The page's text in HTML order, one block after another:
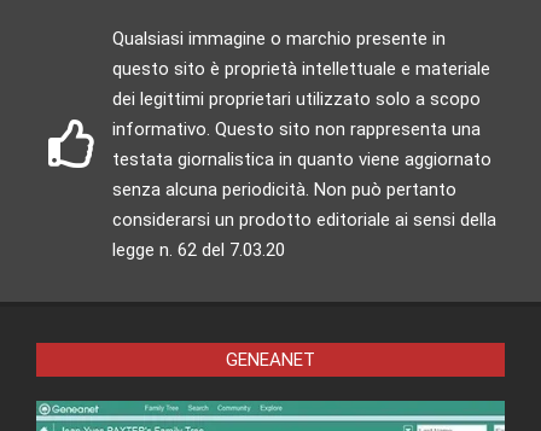
Qualsiasi immagine o marchio presente in
questo sito è proprietà intellettuale e materiale
dei legittimi proprietari utilizzato solo a scopo
informativo. Questo sito non rappresenta una
testata giornalistica in quanto viene aggiornato
senza alcuna periodicità. Non può pertanto
considerarsi un prodotto editoriale ai sensi della
legge n. 62 del 7.03.20
GENEANET